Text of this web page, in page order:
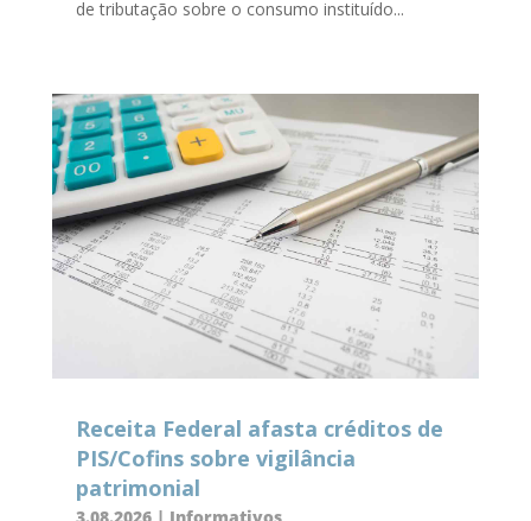
de tributação sobre o consumo instituído...
Receita Federal afasta créditos de
PIS/Cofins sobre vigilância
patrimonial